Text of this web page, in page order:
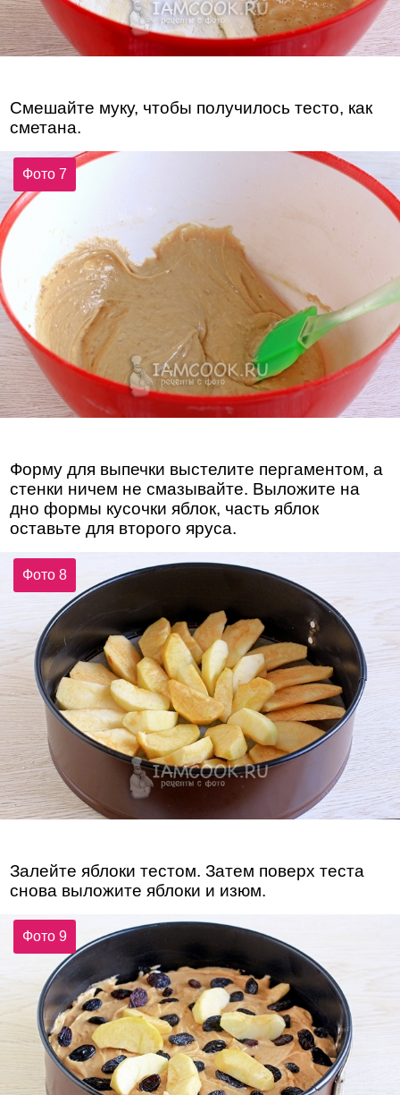
Смешайте муку, чтобы получилось тесто, как
сметана.
Фото 7
Форму для выпечки выстелите пергаментом, а
стенки ничем не смазывайте. Выложите на
дно формы кусочки яблок, часть яблок
оставьте для второго яруса.
Фото 8
Залейте яблоки тестом. Затем поверх теста
снова выложите яблоки и изюм.
Фото 9